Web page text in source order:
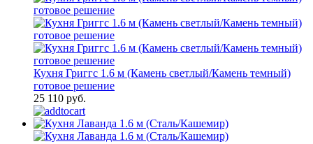
Кухня Григгс 1.6 м (Камень светлый/Камень темный)
готовое решение
25 110 руб.